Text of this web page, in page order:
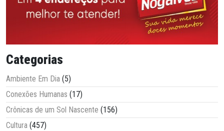
Categorias
Ambiente Em Dia (5)
Conexões Humanas (17)
Crônicas de um Sol Nascente (156)
Cultura (457)